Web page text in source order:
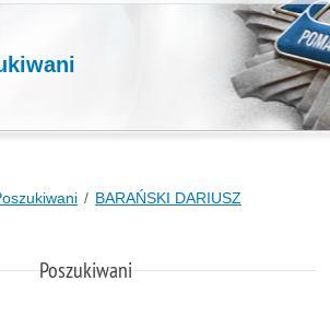
BARAŃSKI DARIUSZ
Poszukiwani